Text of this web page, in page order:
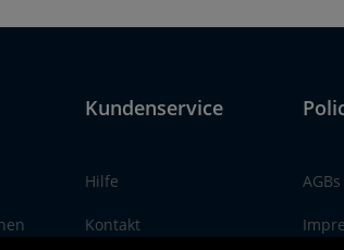
Kundenservice
Hilfe
Kontakt
AGBs